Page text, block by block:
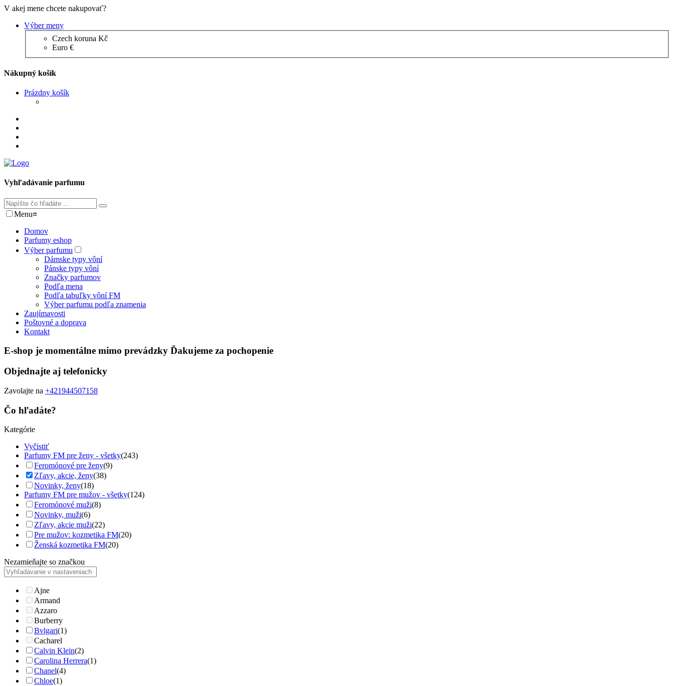
V akej mene chcete nakupovať?
Výber meny
Czech koruna Kč
Euro €
Nákupný košík
Prázdny košík
Vyhľadávanie parfumu
Menu≡
Domov
Parfumy eshop
Výber parfumu
Dámske typy vôní
Pánske typy vôní
Značky parfumov
Podľa mena
Podľa tabuľky vôní FM
Výber parfumu podľa znamenia
Zaujímavosti
Poštovné a doprava
Kontakt
E-shop je momentálne mimo prevádzky Ďakujeme za pochopenie
Objednajte aj telefonicky
Zavolajte na +421944507158
Čo hľadáte?
Kategórie
Vyčistiť
Parfumy FM pre ženy - všetky(243)
Feromónové pre ženy(9)
Zľavy, akcie, ženy(38)
Novinky, ženy(18)
Parfumy FM pre mužov - všetky(124)
Feromónové muži(8)
Novinky, muži(6)
Zľavy, akcie muži(22)
Pre mužov: kozmetika FM(20)
Ženská kozmetika FM(20)
Nezamieňajte so značkou
Ajne
Armand
Azzaro
Burberry
Bvlgari(1)
Cacharel
Calvin Klein(2)
Carolina Herrera(1)
Chanel(4)
Chloe(1)